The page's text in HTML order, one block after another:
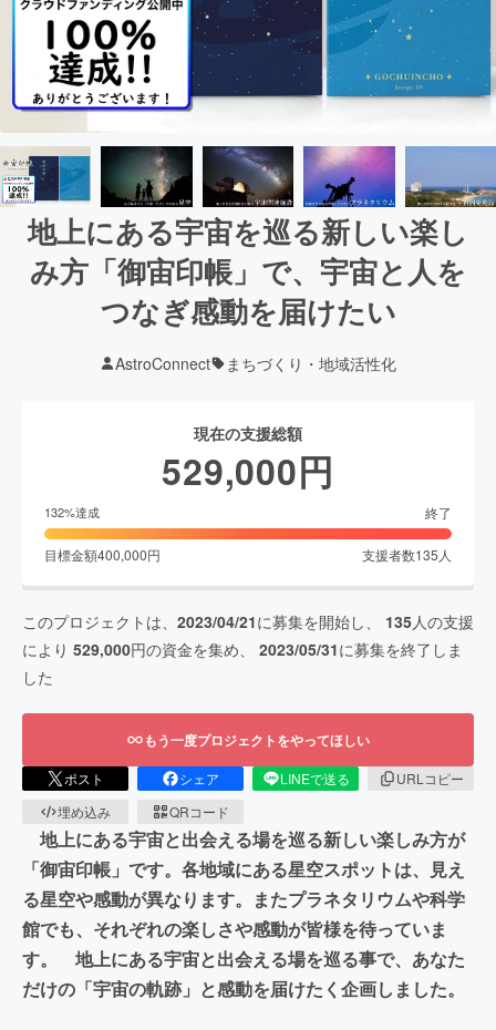
地上にある宇宙を巡る新しい楽し
み方「御宙印帳」で、宇宙と人を
つなぎ感動を届けたい
AstroConnect まちづくり・地域活性化
現在の支援総額
529,000円
132%達成 終了
目標金額400,000円 支援者数135 人
このプロジェクトは、 2023/04/21に募集を開始し、 135人の支援
により 529,000円の資金を集め、 2023/05/31に募集を終了しま
した
もう一度プロジェクトをやってほしい
ポスト シェア LINEで送る
URLコピー
埋め込み
QRコード
地上にある宇宙と出会える場を巡る新しい楽しみ方が
「御宙印帳」です。各地域にある星空スポットは、見え
る星空や感動が異なります。またプラネタリウムや科学
館でも、それぞれの楽しさや感動が皆様を待っていま
す。 地上にある宇宙と出会える場を巡る事で、あなた
だけの「宇宙の軌跡」と感動を届けたく企画しました。